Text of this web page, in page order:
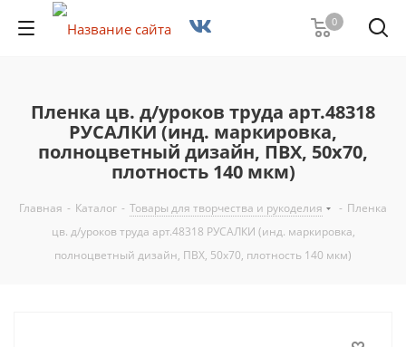
0
Пленка цв. д/уроков труда арт.48318
РУСАЛКИ (инд. маркировка,
полноцветный дизайн, ПВХ, 50x70,
плотность 140 мкм)
Главная - Каталог - Товары для творчества и рукоделия - Пленка
цв. д/уроков труда арт.48318 РУСАЛКИ (инд. маркировка,
полноцветный дизайн, ПВХ, 50x70, плотность 140 мкм)